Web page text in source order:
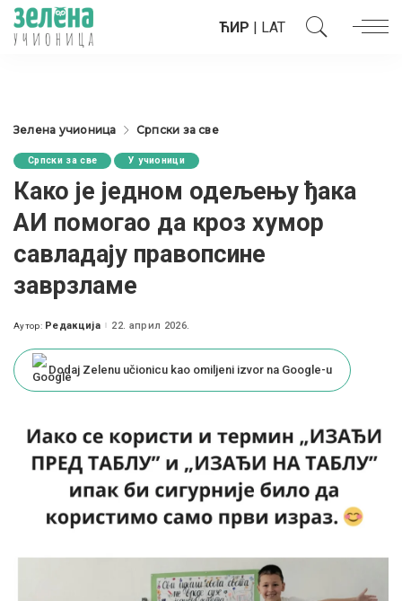
ЋИР | LAT
Зелена учионица Српски за све
Српски за све У учионици
Како је једном одељењу ђака
АИ помогао да кроз хумор
савладају правопсине
заврзламе
Posted
Аутор: Редакција 22. април 2026.
Dodaj Zelenu učionicu kao omiljeni izvor na Google-u